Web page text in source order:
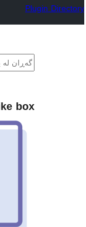
Plugin Directory
گه‌ڕان
box